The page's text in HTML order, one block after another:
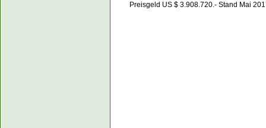
Preisgeld US $ 3.908.720.- Stand Mai